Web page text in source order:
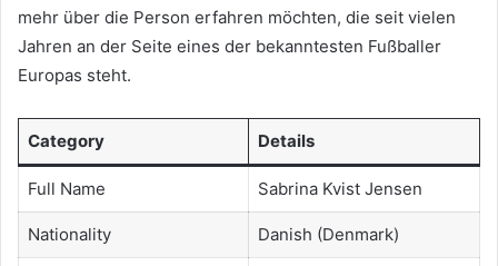
mehr über die Person erfahren möchten, die seit vielen
Jahren an der Seite eines der bekanntesten Fußballer
Europas steht.
Category Details
Full Name Sabrina Kvist Jensen
Nationality Danish (Denmark)